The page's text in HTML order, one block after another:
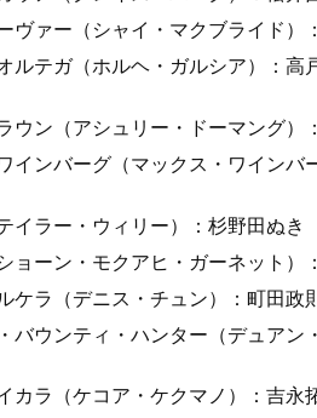
ヴァー（シャイ・マクブライド）
ルテガ（ホルヘ・ガルシア）：高
ウン（アシュリー・ドーマング）
インバーグ（マックス・ワイン
イラー・ウィリー）：杉野田ぬき
ョーン・モクアヒ・ガーネット）
ケラ（デニス・チュン）：町田政
バウンティ・ハンター（デュア
カラ（ケコア・ケクマノ）：吉永